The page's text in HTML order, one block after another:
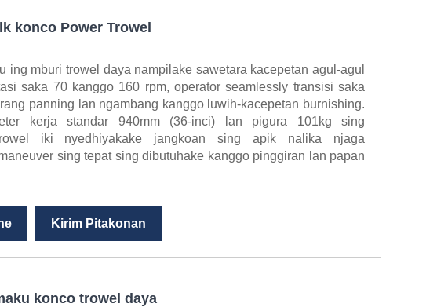
konco Power Trowel
ing mburi trowel daya nampilake sawetara kacepetan agul-agul
saka 70 kanggo 160 rpm, operator seamlessly transisi saka
panning lan ngambang kanggo luwih-kacepetan burnishing.
kerja standar 940mm (36-inci) lan pigura 101kg sing
iki nyedhiyakake jangkoan sing apik nalika njaga
sing tepat sing dibutuhake kanggo pinggiran lan papan
Kirim Pitakonan
konco trowel daya